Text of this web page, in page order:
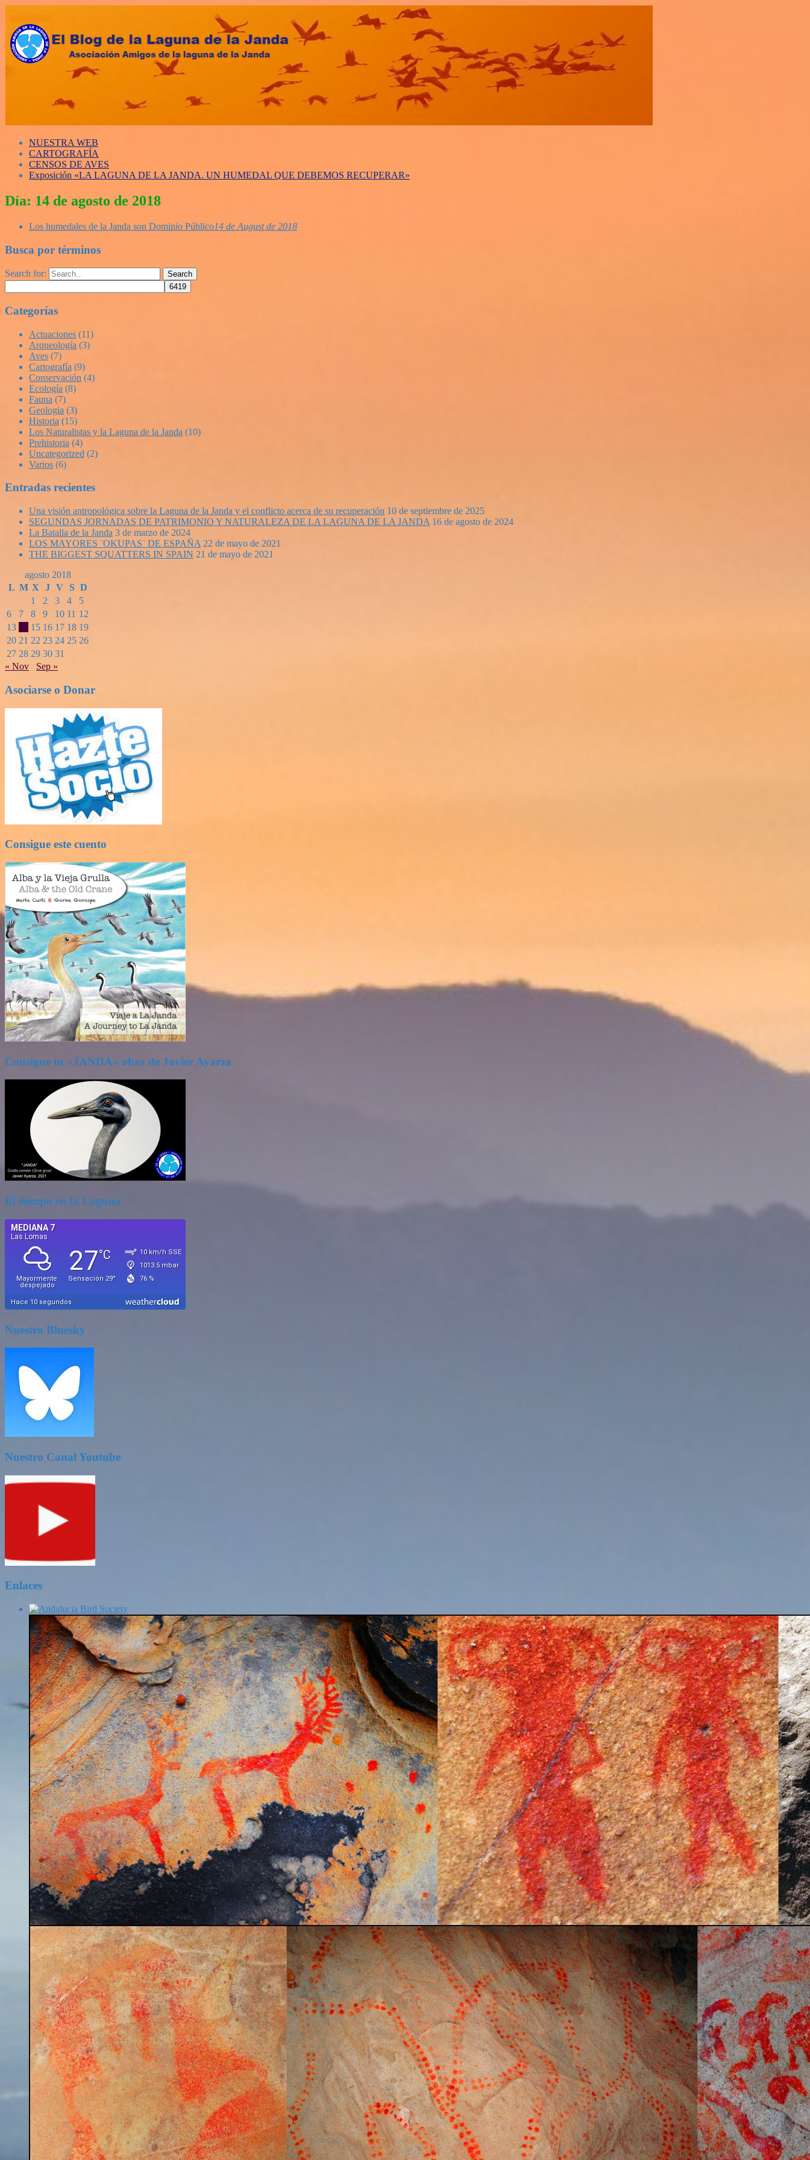
NUESTRA WEB
CARTOGRAFÍA
CENSOS DE AVES
Exposición «LA LAGUNA DE LA JANDA. UN HUMEDAL QUE DEBEMOS RECUPERAR»
Día: 14 de agosto de 2018
Los humedales de la Janda son Dominio Público14 de August de 2018
Busca por términos
Search for: Search
Categorías
Actuaciones (11)
Arqueología (3)
Aves (7)
Cartografía (9)
Conservación (4)
Ecología (8)
Fauna (7)
Geologia (3)
Historia (15)
Los Naturalistas y la Laguna de la Janda (10)
Prehistoria (4)
Uncategorized (2)
Varios (6)
Entradas recientes
Una visión antropológica sobre la Laguna de la Janda y el conflicto acerca de su recuperación 10 de septiembre de 2025
SEGUNDAS JORNADAS DE PATRIMONIO Y NATURALEZA DE LA LAGUNA DE LA JANDA 16 de agosto de 2024
La Batalla de la Janda 3 de marzo de 2024
LOS MAYORES ¨OKUPAS¨ DE ESPAÑA 22 de mayo de 2021
THE BIGGEST SQUATTERS IN SPAIN 21 de mayo de 2021
agosto 2018
L M X J V S D
1
2 3 4
5
6
7 8 9 10 11 12
13
15 16 17 18 19
20 21 22 23 24 25 26
27 28 29 30 31
« Nov
Sep »
Asociarse o Donar
Consigue este cuento
Consigue tu «JANDA» obra de Javier Ayarza
El tiempo en la Laguna
Nuestro Bluesky
Nuestro Canal Youtube
Enlaces